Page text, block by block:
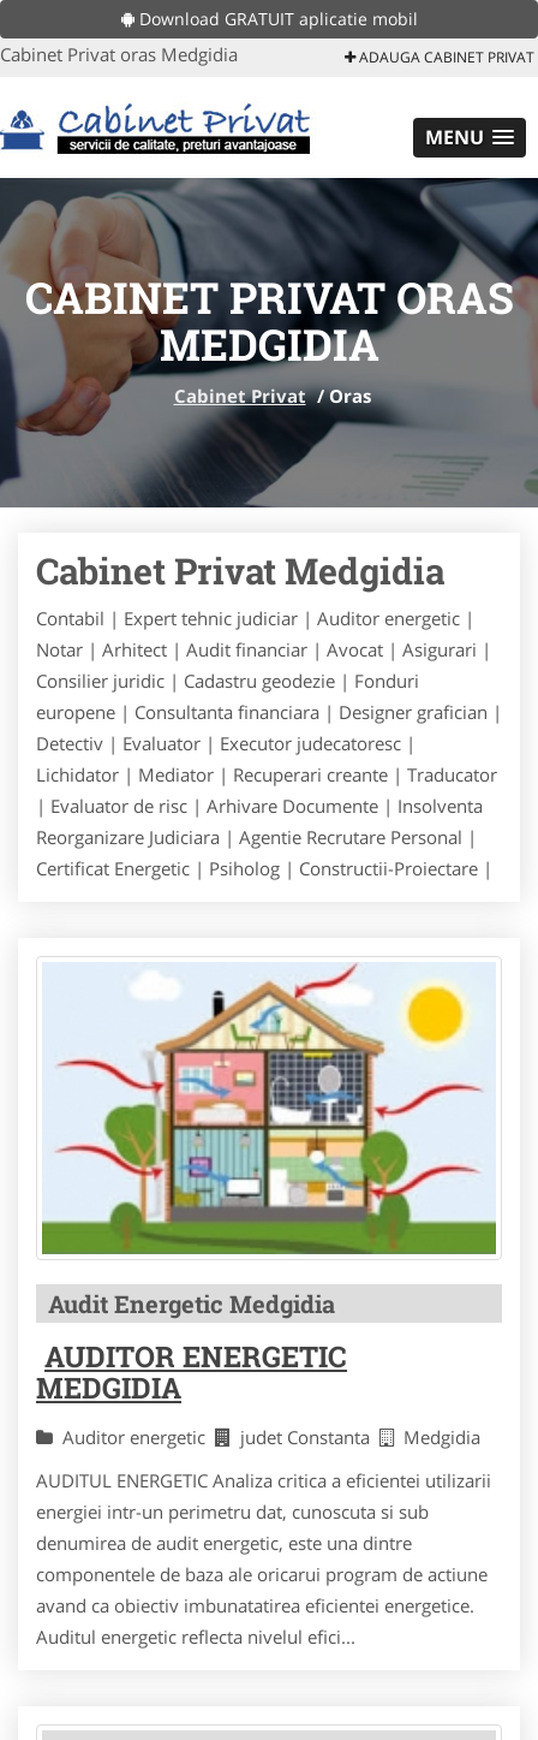
Download GRATUIT aplicatie mobil
Cabinet Privat oras Medgidia ADAUGA CABINET PRIVAT
MENU
CABINET PRIVAT ORAS
MEDGIDIA
Cabinet Privat /Oras
Cabinet Privat Medgidia
Contabil | Expert tehnic judiciar | Auditor energetic |
Notar | Arhitect | Audit financiar | Avocat | Asigurari |
Consilier juridic | Cadastru geodezie | Fonduri
europene | Consultanta financiara | Designer grafician |
Detectiv | Evaluator | Executor judecatoresc |
Lichidator | Mediator | Recuperari creante | Traducator
| Evaluator de risc | Arhivare Documente | Insolventa
Reorganizare Judiciara | Agentie Recrutare Personal |
Certificat Energetic | Psiholog | Constructii-Proiectare |
Audit Energetic Medgidia
AUDITOR ENERGETIC
MEDGIDIA
Auditor energetic judet Constanta
Medgidia
AUDITUL ENERGETIC Analiza critica a eficientei utilizarii
energiei intr-un perimetru dat, cunoscuta si sub
denumirea de audit energetic, este una dintre
componentele de baza ale oricarui program de actiune
avand ca obiectiv imbunatatirea eficientei energetice.
Auditul energetic reflecta nivelul efici...